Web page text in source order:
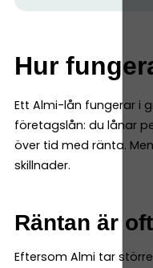
Hur
Ett Almi-lån fungerar i
företagslån: du lånar
över tid med ränta.
skillnader.
Räntan är
Eftersom Almi tar